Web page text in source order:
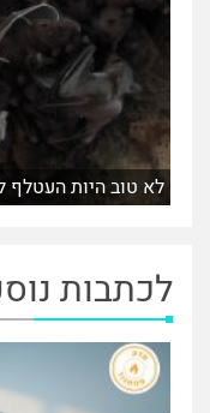
לא טוב היות העטלף
לכתבות